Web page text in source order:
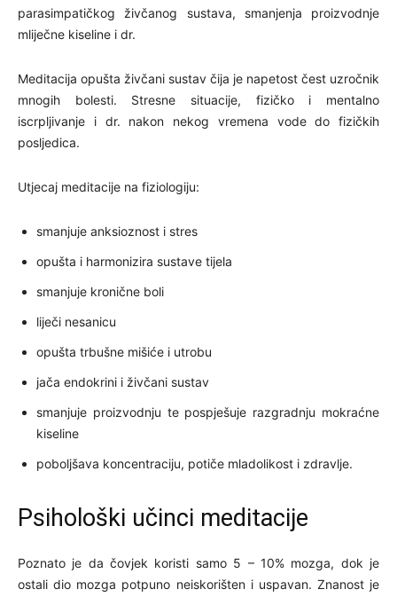
parasimpatičkog živčanog sustava, smanjenja proizvodnje
mliječne kiseline i dr.
Meditacija opušta živčani sustav čija je napetost čest uzročnik
mnogih bolesti. Stresne situacije, fizičko i mentalno
iscrpljivanje i dr. nakon nekog vremena vode do fizičkih
posljedica.
Utjecaj meditacije na fiziologiju:
smanjuje anksioznost i stres
opušta i harmonizira sustave tijela
smanjuje kronične boli
liječi nesanicu
opušta trbušne mišiće i utrobu
jača endokrini i živčani sustav
smanjuje proizvodnju te pospješuje razgradnju mokraćne
kiseline
poboljšava koncentraciju, potiče mladolikost i zdravlje.
Psihološki učinci meditacije
Poznato je da čovjek koristi samo 5 – 10% mozga, dok je
ostali dio mozga potpuno neiskorišten i uspavan. Znanost je